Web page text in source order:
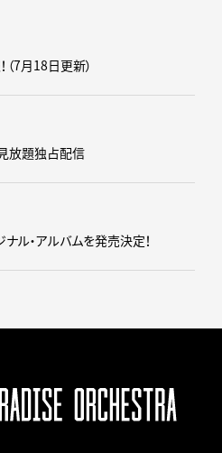
7月18日更新）
見放題独占配信
ル・アルバムを発売決定！